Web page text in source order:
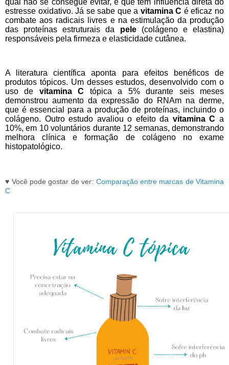
estresse oxidativo. Já se sabe que a vitaminaC é eficaz no
combate aos radicais livres e na estimulação da produção
das proteínas estruturais da pele(colágeno e elastina)
responsáveis pela firmeza e elasticidade cutânea.
A literatura científica aponta para efeitos benéficos de
produtos tópicos. Um desses estudos, desenvolvido com o
uso de vitamina C tópica a 5% durante seis meses
demonstrou aumento da expressão do RNAm na derme,
que é essencial para a produção de proteínas, incluindo o
colágeno. Outro estudo avaliou o efeito da vitamina C a
10%, em 10 voluntários durante 12 semanas, demonstrando
melhora clínica e formação de colágeno no exame
histopatológico.
♥ Você pode gostar de ver: Comparação entre marcas de Vitamina
C